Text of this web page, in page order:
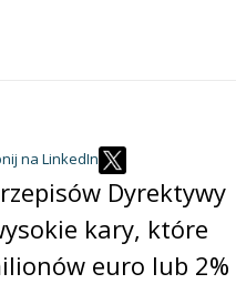
Dyrektywy
kary, które
euro lub 2%